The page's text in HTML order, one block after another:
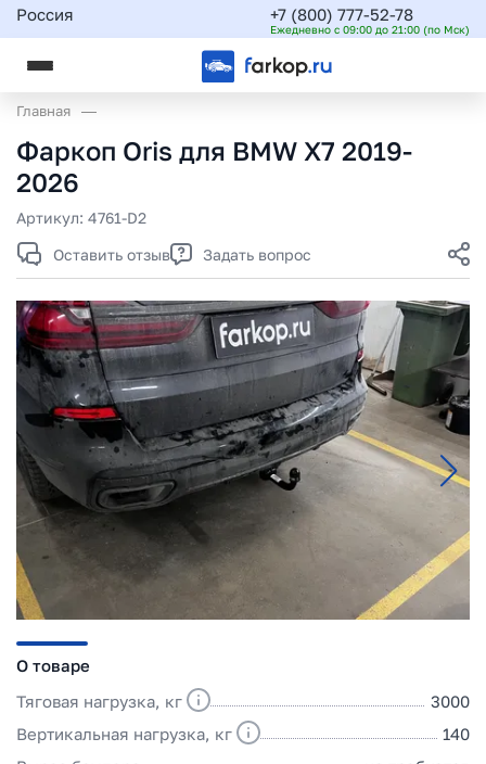
Россия +7 (800) 777-52-78
Ежедневно с 09:00 до 21:00 (по Мск)
Главная
Фаркоп Oris для BMW X7 2019-
2026
Артикул: 4761-D2
Оставить отзыв
Задать вопрос
О товаре
Тяговая нагрузка, кг
3000
Вертикальная нагрузка, кг
140